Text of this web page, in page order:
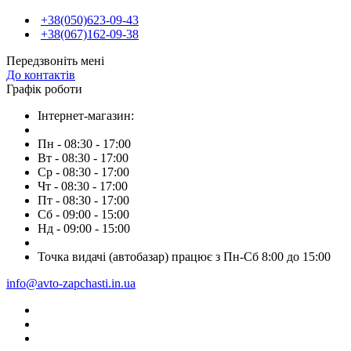
+38(050)623-09-43
+38(067)162-09-38
Передзвоніть мені
До контактів
Графік роботи
Інтернет-магазин:
Пн - 08:30 - 17:00
Вт - 08:30 - 17:00
Ср - 08:30 - 17:00
Чт - 08:30 - 17:00
Пт - 08:30 - 17:00
Сб - 09:00 - 15:00
Нд - 09:00 - 15:00
Точка видачі (автобазар) працює з Пн-Сб 8:00 до 15:00
info@avto-zapchasti.in.ua